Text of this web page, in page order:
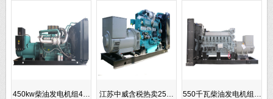
450kw柴油发电机组4… 江苏中威含税热卖25… 550千瓦柴油发电机组…